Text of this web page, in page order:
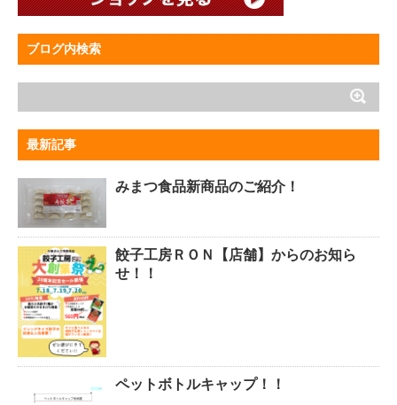
ブログ内検索
最新記事
みまつ食品新商品のご紹介！
餃子工房ＲＯＮ【店舗】からのお知ら
せ！！
ペットボトルキャップ！！